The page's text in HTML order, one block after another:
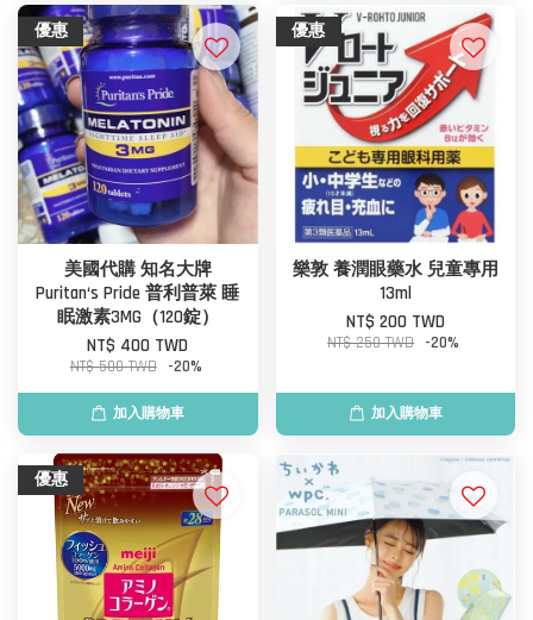
優惠
美國代購 知名大牌
Puritan‘s Pride 普利普萊 睡
眠激素3MG（120錠）
NT$ 400 TWD
NT$ 500 TWD -20%
加入購物車
優惠
樂敦 養潤眼藥水 兒童專用
13ml
NT$ 200 TWD
NT$ 250 TWD -20%
加入購物車
優惠